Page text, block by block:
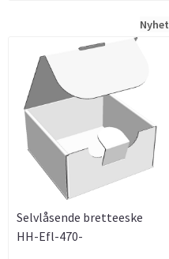
Nyhet
Selvlåsende bretteeske
HH-Efl-470-